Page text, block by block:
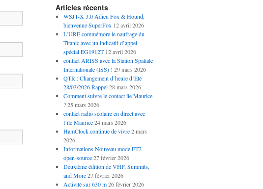
Articles récents
WSJT-X 3.0 Adieu Fox & Hound,
bienvenue SuperFox 12 avril 2026
L’URE commémore le naufrage du
Titanic avec un indicatif d’appel
spécial EG1912T 12 avril 2026
contact ARISS avec la Station Spatiale
Internationale (ISS) ! 29 mars 2026
QTR : Changement d’heure d’Eté
28/03/2026 Rappel 28 mars 2026
Comment suivre le contact île Maurice
? 25 mars 2026
contact radio scolaire en direct avec
l’île Maurice 24 mars 2026
HamClock continue de vivre 2 mars
2026
Informations Nouveau mode FT2
open-source 27 février 2026
Deuxième édition de VHF, Summits,
and More 27 février 2026
Activité sur 630 m 26 février 2026